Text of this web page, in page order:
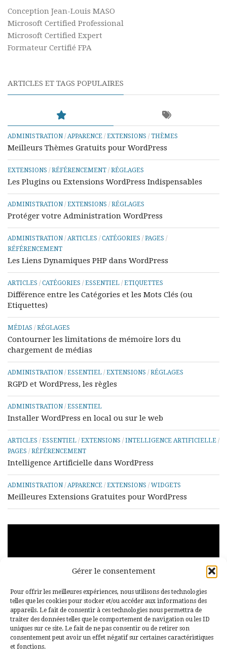
Gérer le consentement
Pour offrir les meilleures expériences, nous utilisons des technologies
telles que les cookies pour stocker et/ou accéder aux informations des
appareils. Le fait de consentir à ces technologies nous permettra de
traiter des données telles que le comportement de navigation ou les ID
uniques sur ce site. Le fait de ne pas consentir ou de retirer son
consentement peut avoir un effet négatif sur certaines caractéristiques
et fonctions.
Conception Jean-Louis MASO
Microsoft Certified Professional
Microsoft Certified Expert
Formateur Certifié FPA
ARTICLES ET TAGS POPULAIRES
ADMINISTRATION / APPARENCE / EXTENSIONS / THÈMES
Meilleurs Thèmes Gratuits pour WordPress
EXTENSIONS / RÉFÉRENCEMENT / RÉGLAGES
Les Plugins ou Extensions WordPress Indispensables
ADMINISTRATION / EXTENSIONS / RÉGLAGES
Protéger votre Administration WordPress
ADMINISTRATION / ARTICLES / CATÉGORIES / PAGES /
RÉFÉRENCEMENT
Les Liens Dynamiques PHP dans WordPress
ARTICLES / CATÉGORIES / ESSENTIEL / ETIQUETTES
Différence entre les Catégories et les Mots Clés (ou
Etiquettes)
MÉDIAS / RÉGLAGES
Contourner les limitations de mémoire lors du
chargement de médias
ADMINISTRATION / ESSENTIEL / EXTENSIONS / RÉGLAGES
RGPD et WordPress, les règles
ADMINISTRATION / ESSENTIEL
Installer WordPress en local ou sur le web
ARTICLES / ESSENTIEL / EXTENSIONS / INTELLIGENCE ARTIFICIELLE /
PAGES / RÉFÉRENCEMENT
Intelligence Artificielle dans WordPress
ADMINISTRATION / APPARENCE / EXTENSIONS / WIDGETS
Meilleures Extensions Gratuites pour WordPress
00:29